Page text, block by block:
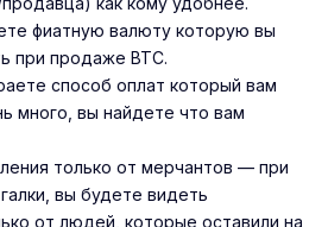
фиатную валюту которую вы
при продаже BTC.
способ оплат который вам
много, вы найдете что вам
только от мерчантов — при
вы будете видеть
от людей, которые оставили на